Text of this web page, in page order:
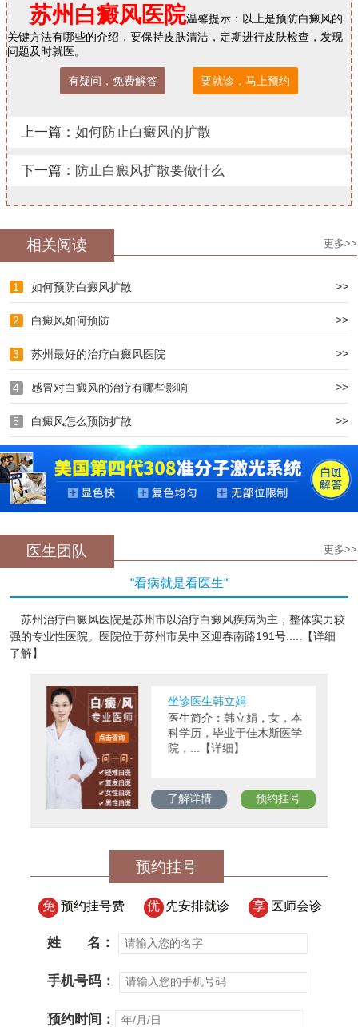
苏州白癜风医院温馨提示：以上是预防白癜风的
关键方法有哪些的介绍，要保持皮肤清洁，定期进行皮肤检查，发现
问题及时就医。
有疑问，免费解答 要就诊，马上预约
上一篇： 如何防止白癜风的扩散
下一篇： 防止白癜风扩散要做什么
相关阅读 更多>>
1 如何预防白癜风扩散 >>
2 白癜风如何预防 >>
3 苏州最好的治疗白癜风医院 >>
4 感冒对白癜风的治疗有哪些影响 >>
5 白癜风怎么预防扩散 >>
医生团队 更多>>
“看病就是看医生“
苏州治疗白癜风医院是苏州市以治疗白癜风疾病为主，整体实力较
强的专业性医院。医院位于苏州市吴中区迎春南路191号.....【详细
了解】
坐诊医生韩立娟
医生简介：韩立娟，女，本
科学历，毕业于佳木斯医学
院，...【详细】
了解详情 预约挂号
预约挂号
免 预约挂号费 优 先安排就诊 享 医师会诊
姓 名：
手机号码：
预约时间：